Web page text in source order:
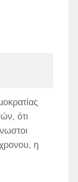
ότι
η